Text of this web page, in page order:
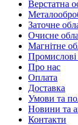
Верстатна
Заточне
Очисне
Магнітне
Промислові
Про нас
Оплата
Доставка
Умови та
Новини та
Контакти